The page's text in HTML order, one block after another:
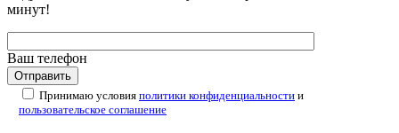
минут!
Ваш телефон
Принимаю условия политики конфиденциальности и
пользовательское соглашение